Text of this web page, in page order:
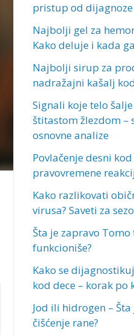
pristup od
Najbolji gel za
Kako deluje i kada
Najbolji sirup za
nadražajni kašalj
Signali koje telo
štitastom žlezdom –
osnovne analize
Povlačenje desni
pravovremene
Kako razlikovati
virusa? Saveti za
Šta je zapravo
funkcioniše?
Kako se
kod dece – korak po
Jod ili hidrogen –
čišćenje rane?